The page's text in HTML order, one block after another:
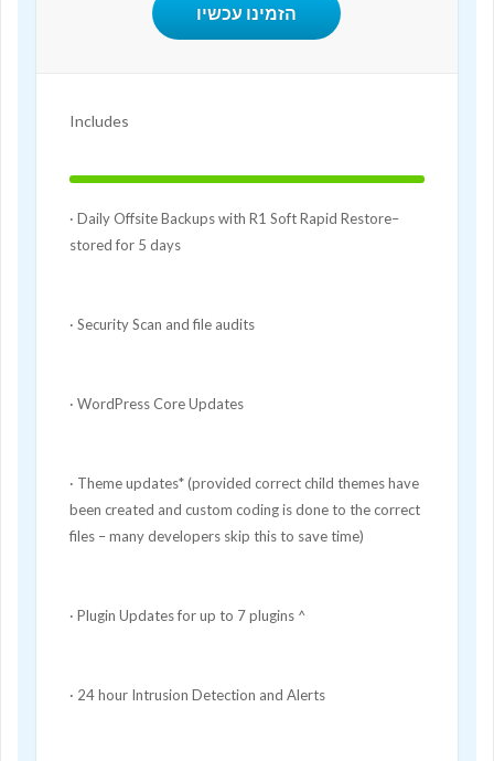
הזמינו עכשיו
Includes
100%
Complete
· Daily Offsite Backups with R1 Soft Rapid Restore–
stored for 5 days
· Security Scan and file audits
· WordPress Core Updates
· Theme updates* (provided correct child themes have
been created and custom coding is done to the correct
files – many developers skip this to save time)
· Plugin Updates for up to 7 plugins ^
· 24 hour Intrusion Detection and Alerts